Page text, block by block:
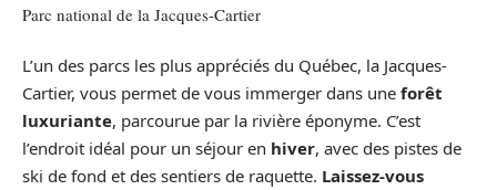
Parc national de la Jacques-Cartier
L’un des parcs les plus appréciés du Québec, la Jacques-
Cartier, vous permet de vous immerger dans une forêt
luxuriante, parcourue par la rivière éponyme. C’est
l’endroit idéal pour un séjour en hiver, avec des pistes de
ski de fond et des sentiers de raquette. Laissez-vous